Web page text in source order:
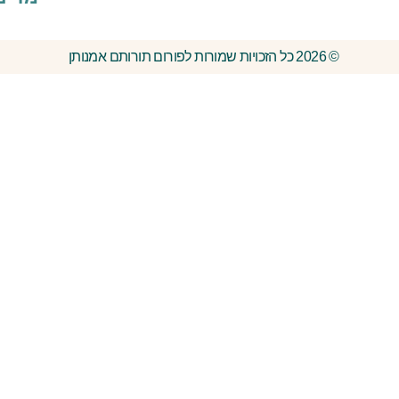
© 2026 כל הזכויות שמורות לפורום תורותם אמנותן